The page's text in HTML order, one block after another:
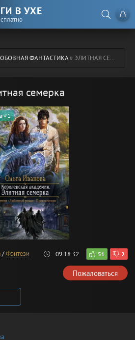
В УХЕ
ФАНТАСТИКА» ЭЛИТНАЯ СЕМЕРКА
семерка
#1
/Фэнтези 09:18:32 51 2
Пожаловаться